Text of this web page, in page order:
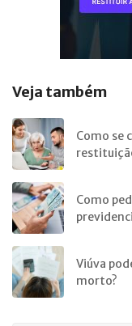
Veja também
Como se
Como
Viúva
morto?